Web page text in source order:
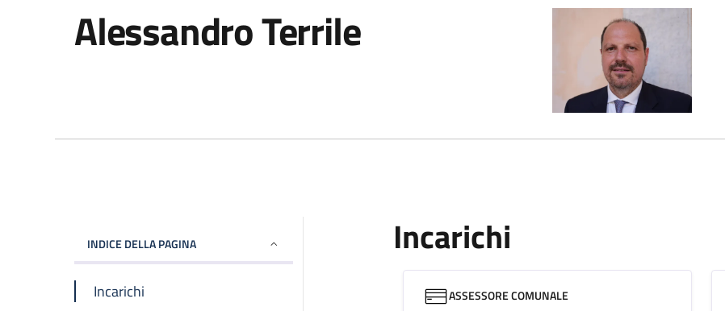
Alessandro Terrile
INDICE DELLA PAGINA
Incarichi
Incarichi
ASSESSORE COMUNALE